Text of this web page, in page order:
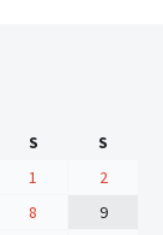
S
S
1
2
8
9